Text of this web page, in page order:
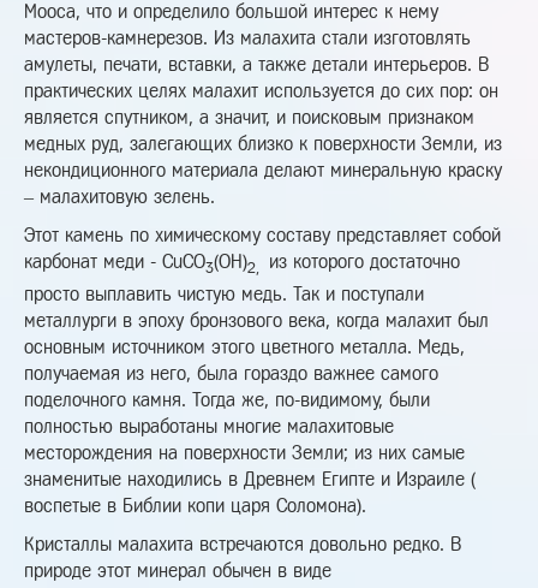
Мооса, что и определило большой интерес к нему
мастеров-камнерезов. Из малахита стали изготовлять
амулеты, печати, вставки, а также детали интерьеров. В
практических целях малахит используется до сих пор: он
является спутником, а значит, и поисковым признаком
медных руд, залегающих близко к поверхности Земли, из
некондиционного материала делают минеральную краску
– малахитовую зелень.
Этот камень по химическому составу представляет собой
карбонат меди - СuСО3(ОН)2, из которого достаточно
просто выплавить чистую медь. Так и поступали
металлурги в эпоху бронзового века, когда малахит был
основным источником этого цветного металла. Медь,
получаемая из него, была гораздо важнее самого
поделочного камня. Тогда же, по-видимому, были
полностью выработаны многие малахитовые
месторождения на поверхности Земли; из них самые
знаменитые находились в Древнем Египте и Израиле (
воспетые в Библии копи царя Соломона).
Кристаллы малахита встречаются довольно редко. В
природе этот минерал обычен в виде